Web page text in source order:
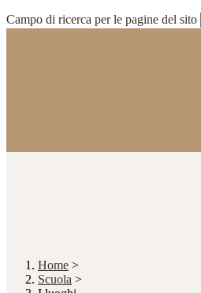
Campo di ricerca per le pagine del sito
Home >
Scuola >